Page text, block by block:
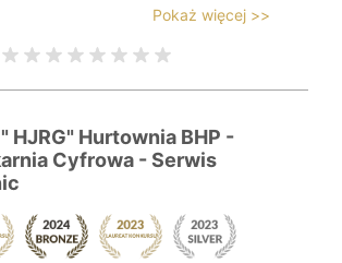
Pokaż więcej >>
" HJRG" Hurtownia BHP -
Cyfrowa - Serwis